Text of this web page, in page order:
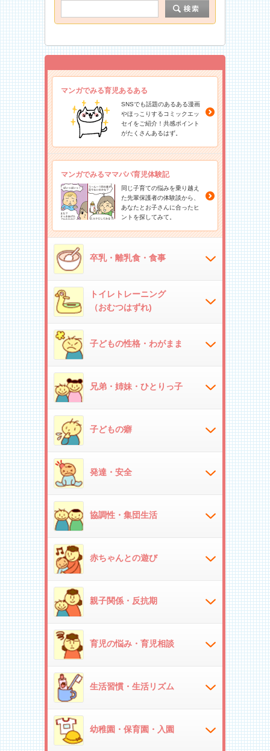
マンガでみる育児あるある
SNSでも話題のあるある漫画
やほっこりするコミックエッ
セイをご紹介！共感ポイント
がたくさんあるはず。
マンガでみるママパパ育児体験記
同じ子育ての悩みを乗り越え
た先輩保護者の体験談から、
あなたとお子さんに合ったヒ
ントを探してみて。
卒乳・離乳食・食事
トイレトレーニング
（おむつはずれ)
子どもの性格・わがまま
兄弟・姉妹・ひとりっ子
子どもの癖
発達・安全
協調性・集団生活
赤ちゃんとの遊び
親子関係・反抗期
育児の悩み・育児相談
生活習慣・生活リズム
幼稚園・保育園・入園